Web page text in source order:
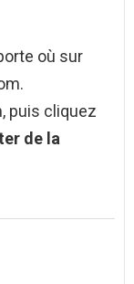
où sur
puis cliquez
de la